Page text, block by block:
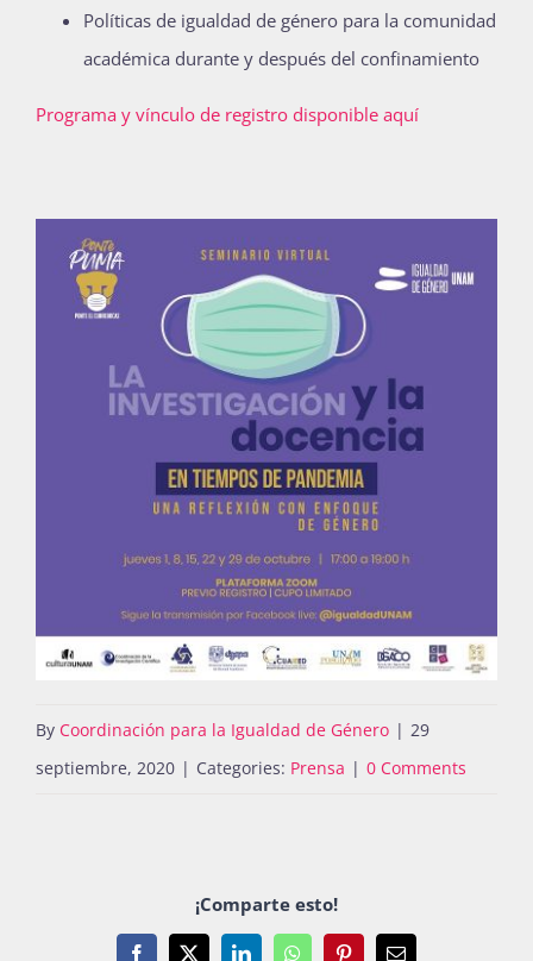
Políticas de igualdad de género para la comunidad
académica durante y después del confinamiento
Programa y vínculo de registro disponible aquí
By Coordinación para la Igualdad de Género | 29
septiembre, 2020 | Categories: Prensa | 0 Comments
¡Comparte esto!